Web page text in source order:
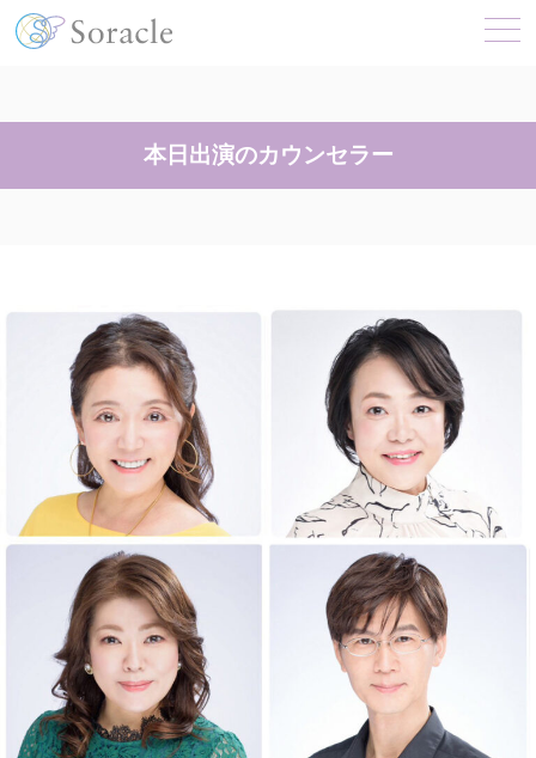
本日出演のカウンセラー